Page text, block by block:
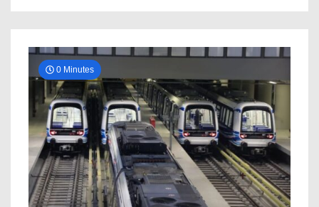
0 Minutes